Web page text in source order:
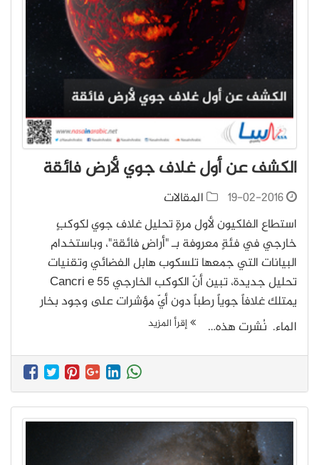
الكشف عن أول غلاف جوي لأرض فائقة
19-02-2016
المقالات
استطاع الفلكيون لأول مرةٍ تحليل غلاف جوي لكوكبٍ
خارجي في فئةٍ معروفة بـ "أراضٍ فائقة"، وباستخدام
البيانات التي جمعها تلسكوب هابل الفضائي وتقنيات
تحليل جديدة، تبين أنّ الكوكب الخارجي 55 Cancri e
يمتلك غلافاً جوياً رطباً دون أيّ مؤشرات على وجود بخار
الماء. نُشرت هذه…
إقرأ المزيد